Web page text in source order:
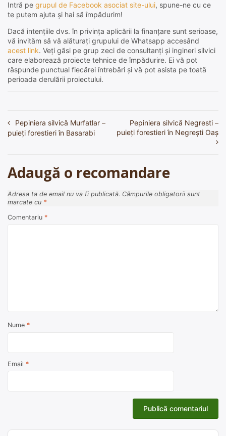
Intră pe grupul de Facebook asociat site-ului, spune-ne cu ce
te putem ajuta și hai să împădurim!
Dacă intențiile dvs. în privința aplicării la finanțare sunt serioase,
vă invităm să vă alăturați grupului de Whatsapp accesând
acest link. Veți găsi pe grup zeci de consultanți și ingineri silvici
care elaborează proiecte tehnice de împădurire. Ei vă pot
răspunde punctual fiecărei întrebări și vă pot asista pe toată
perioada derulării proiectului.
Navigare
Pepiniera silvică Murfatlar –
puieți forestieri în Basarabi
Pepiniera silvică Negresti –
puieți forestieri în Negreşti Oaş
Adaugă o recomandare
Adresa ta de email nu va fi publicată. Câmpurile obligatorii sunt
marcate cu *
Comentariu *
Nume *
Email *